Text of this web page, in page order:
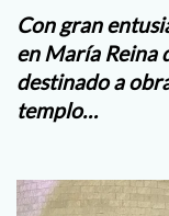
Con gran
en María Reina
destinado a
templo…